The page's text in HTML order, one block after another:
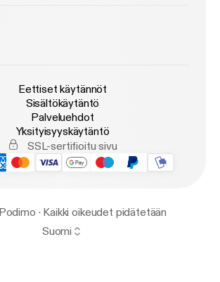
Eettiset käytännöt
Sisältökäytäntö
Palveluehdot
Yksityisyyskäytäntö
SSL-sertifioitu sivu
· Kaikki oikeudet pidätetään
Suomi